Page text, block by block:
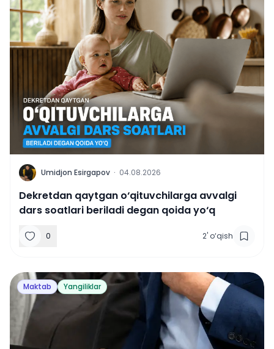
U Umidjon Esirgapov · 04.08.2026
Dekretdan qaytgan o‘qituvchilarga avvalgi
dars soatlari beriladi degan qoida yo‘q
0 2' o‘qish
Maktab Yangiliklar